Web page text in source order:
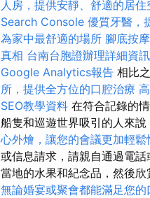
人房，提供安靜、舒適的居住
Search Console 優質牙醫，
為家中最舒適的場所 腳底按
真相 台南台胞證辦理詳細資訊
Google Analytics報告 相比
所，提供全方位的口腔治療
SEO教學資料 在符合記錄的
船隻和巡遊世界吸引的人來
心外燴，讓您的會議更加輕鬆
或信息請求，請親自通過電
當地的水果和紀念品，然後欣
無論婚宴或聚會都能滿足您的